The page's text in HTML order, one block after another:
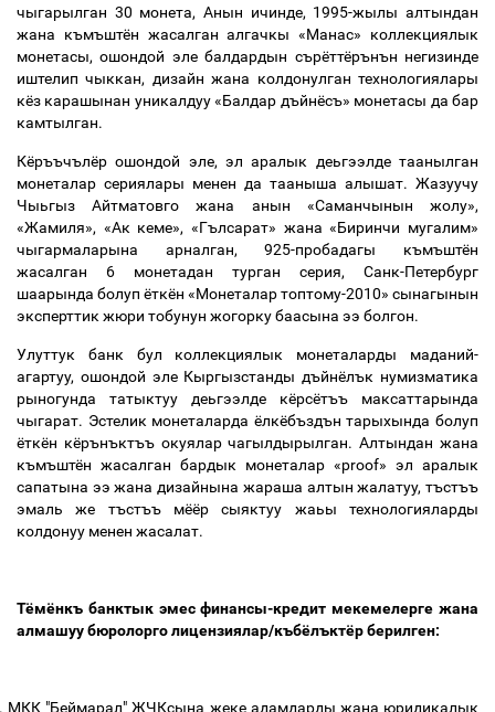
чыгарылган 30 монета, Анын ичинде, 1995-жылы алтындан
жана къмъштён жасалган алгачкы «Манас» коллекциялык
монетасы, ошондой эле балдардын сърёттёрънън негизинде
иштелип чыккан, дизайн жана колдонулган технологиялары
кёз карашынан уникалдуу «Балдар дъйнёсъ» монетасы да бар
камтылган.
Кёръъчълёр ошондой эле, эл аралык деьгээлде таанылган
монеталар сериялары менен да тааныша алышат. Жазуучу
Чыьгыз Айтматовго жана анын «Саманчынын жолу»,
«Жамиля», «Ак кеме», «Гълсарат» жана «Биринчи мугалим»
чыгармаларына арналган, 925-пробадагы къмъштён
жасалган 6 монетадан турган серия, Санк-Петербург
шаарында болуп ёткён «Монеталар топтому-2010» сынагынын
эксперттик жюри тобунун жогорку баасына ээ болгон.
Улуттук банк бул коллекциялык монеталарды маданий-
агартуу, ошондой эле Кыргызстанды дъйнёлък нумизматика
рыногунда татыктуу деьгээлде кёрсётъъ максаттарында
чыгарат. Эстелик монеталарда ёлкёбъздън тарыхында болуп
ёткён кёрънъктъъ окуялар чагылдырылган. Алтындан жана
къмъштён жасалган бардык монеталар «proof» эл аралык
сапатына ээ жана дизайнына жараша алтын жалатуу, тъстъъ
эмаль же тъстъъ мёёр сыяктуу жаьы технологияларды
колдонуу менен жасалат.
Тёмёнкъ банктык эмес финансы-кредит мекемелерге жана
алмашуу бюролорго лицензиялар/къбёлъктёр берилген:
МКК "Беймарал" ЖЧКсына жеке адамдарды жана юридикалык